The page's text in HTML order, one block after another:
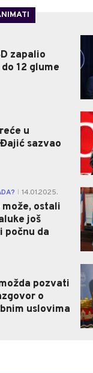
zapalio
12 glume
u
sazvao
14.01.2025.
može, ostali
još
počnu da
pozvati
o
uslovima